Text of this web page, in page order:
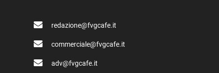
redazione@fvgcafe.it
commerciale@fvgcafe.it
adv@fvgcafe.it